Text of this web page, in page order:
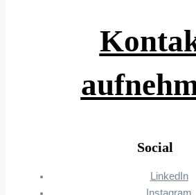
Social
LinkedIn
Instagram